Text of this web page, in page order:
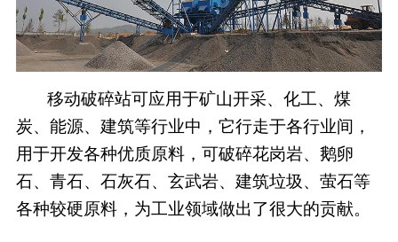
移动破碎站可应用于矿山开采、化工、煤
炭、能源、建筑等行业中，它行走于各行业间，
用于开发各种优质原料，可破碎花岗岩、鹅卵
石、青石、石灰石、玄武岩、建筑垃圾、萤石等
各种较硬原料，为工业领域做出了很大的贡献。